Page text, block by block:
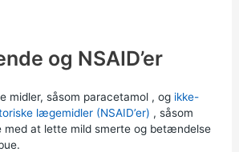
og NSAID’er
midler, såsom paracetamol, og ikke-
lægemidler (NSAID’er) , såsom
med at lette mild smerte og betændelse